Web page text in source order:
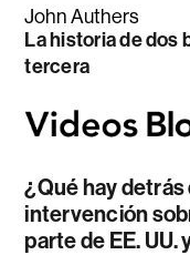
John Authers
La historia de dos
tercera
¿Qué hay detrás
intervención
parte de EE. UU.